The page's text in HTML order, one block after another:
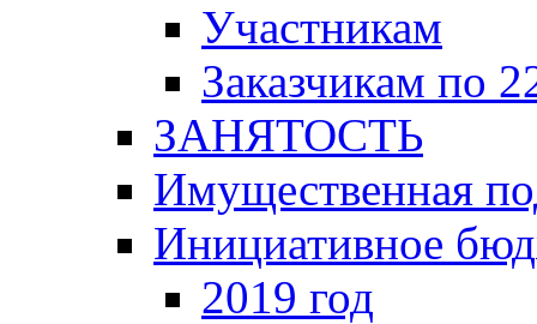
Участникам
Заказчикам по
ЗАНЯТОСТЬ
Имущественная
Инициативное
2019 год